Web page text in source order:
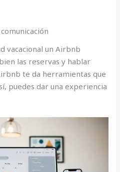
vacacional un Airbnb
las reservas y hablar
te da herramientas que
puedes dar una experiencia